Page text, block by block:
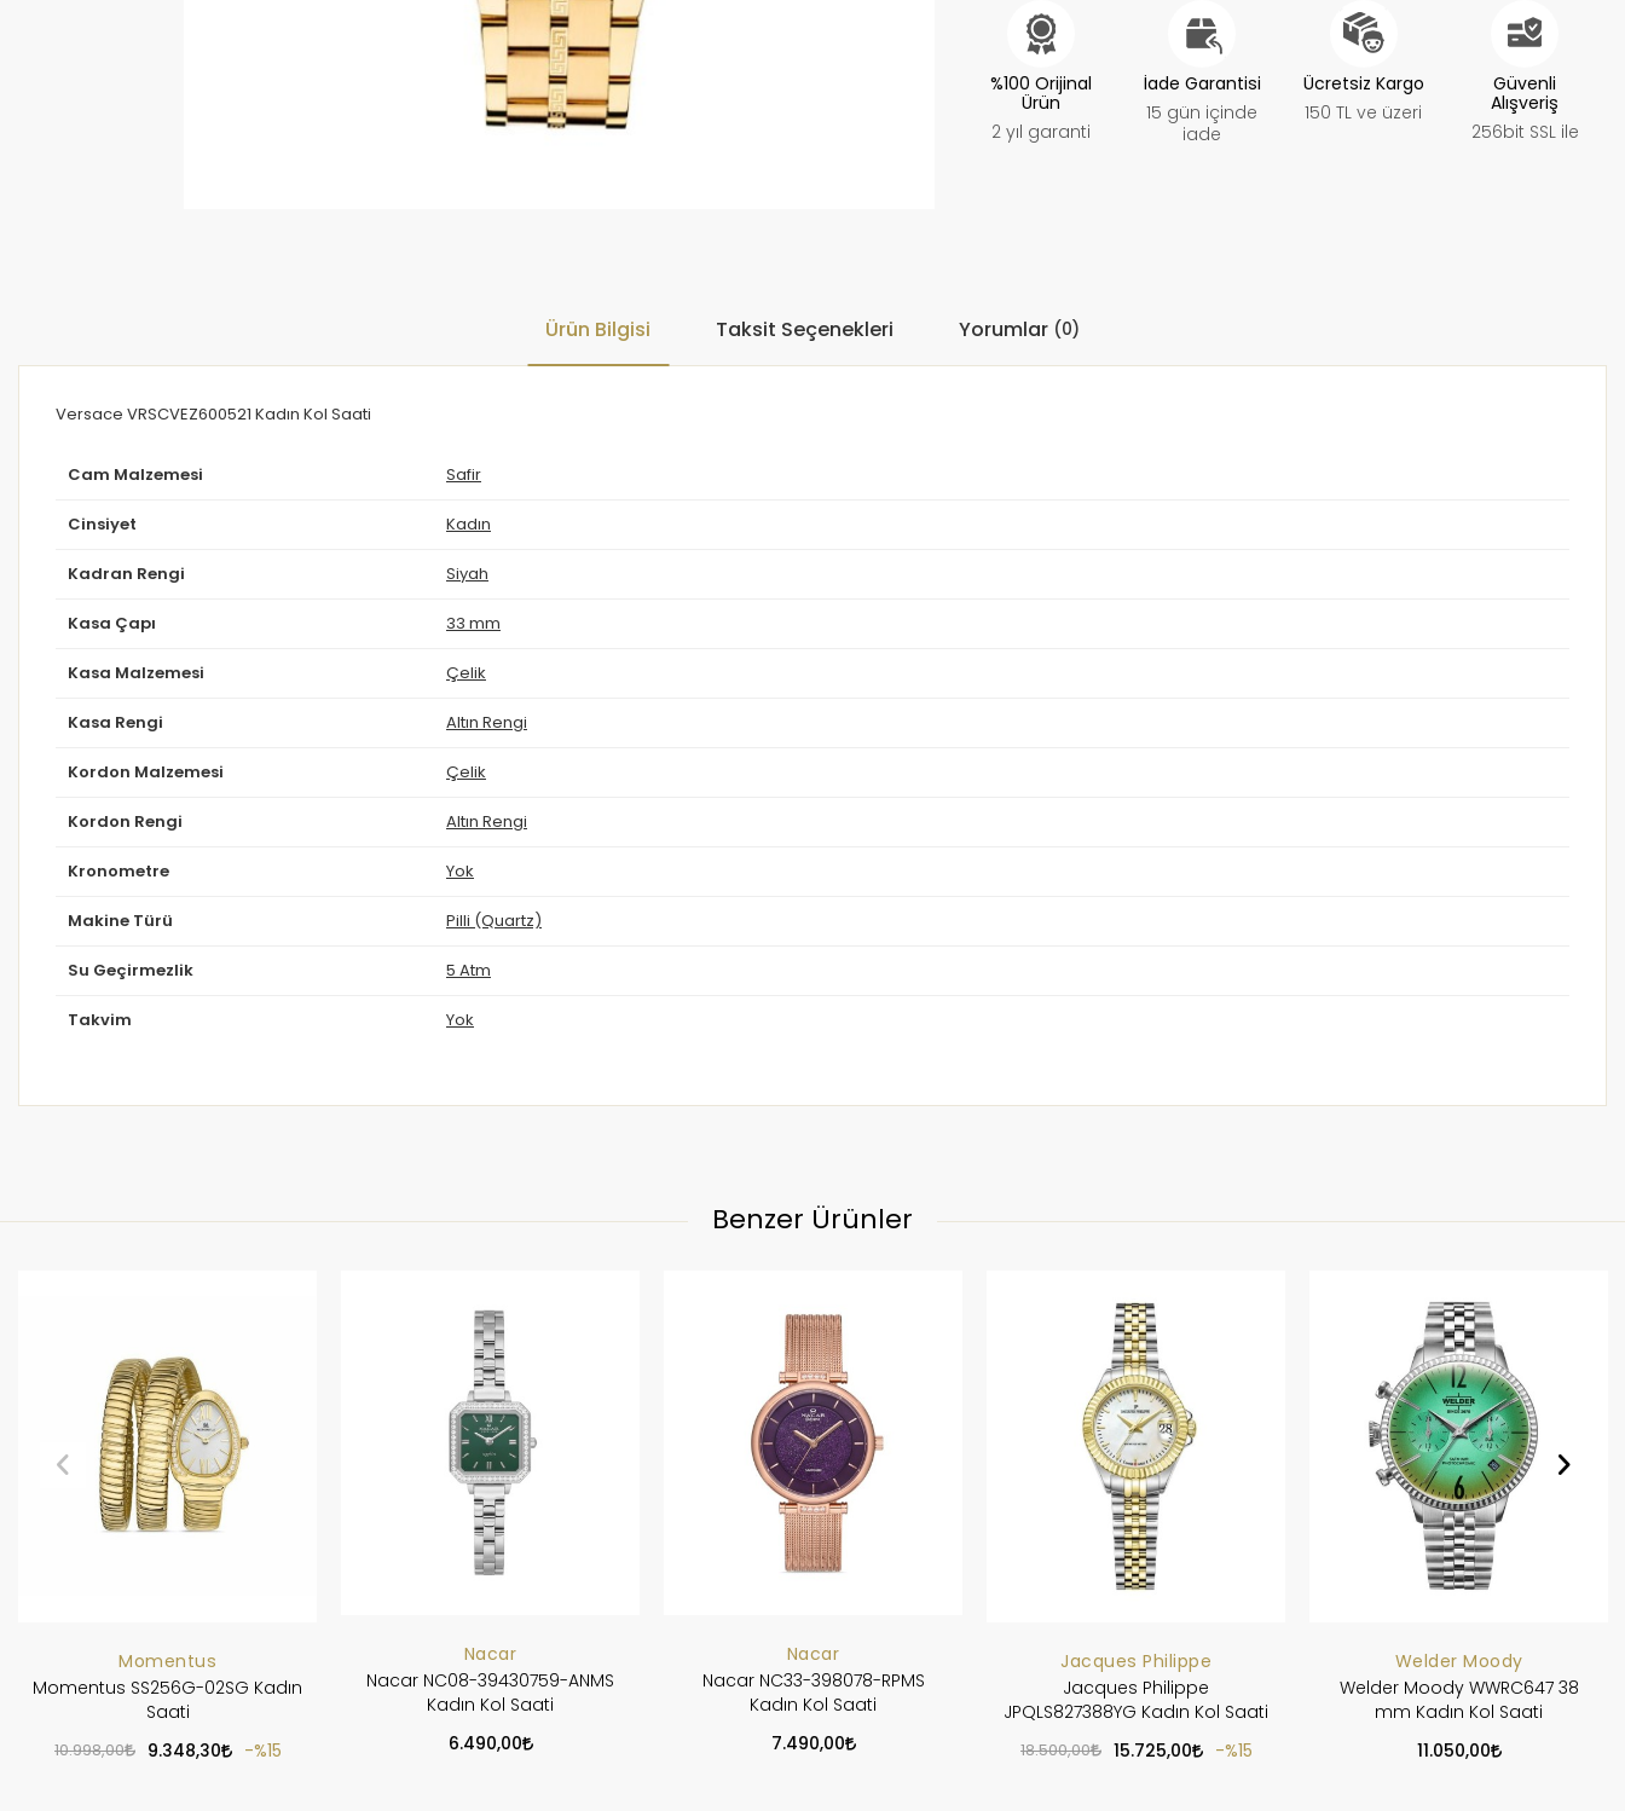
%100 Orijinal
Ürün
2 yıl garanti
İade Garantisi
15 gün içinde
iade
Ücretsiz Kargo
150 TL ve üzeri
Güvenli
Alışveriş
256bit SSL ile
Ürün Bilgisi Taksit Seçenekleri Yorumlar (0)
Versace VRSCVEZ600521 Kadın Kol Saati
Cam Malzemesi Safir
Cinsiyet Kadın
Kadran Rengi Siyah
Kasa Çapı 33 mm
Kasa Malzemesi Çelik
Kasa Rengi Altın Rengi
Kordon Malzemesi Çelik
Kordon Rengi Altın Rengi
Kronometre Yok
Makine Türü Pilli (Quartz)
Su Geçirmezlik 5 Atm
Takvim Yok
Benzer Ürünler
Momentus
Momentus SS256G-02SG Kadın
Saati
10.998,00 9.348,30 %15
Nacar
Nacar NC08-39430759-ANMS
Kadın Kol Saati
6.490,00
Nacar
Nacar NC33-398078-RPMS
Kadın Kol Saati
7.490,00
Jacques Philippe
Jacques Philippe
JPQLS827388YG Kadın Kol Saati
18.500,00 15.725,00 %15
Welder Moody
Welder Moody WWRC647 38
mm Kadın Kol Saati
11.050,00